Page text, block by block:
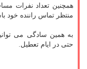
همچنین تعداد نفرات
منتظر تماس راننده خود
حتی در ایام تعطیل.